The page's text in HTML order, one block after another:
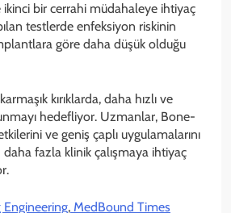
bir cerrahi müdahaleye ihtiyaç
testlerde enfeksiyon riskinin
göre daha düşük olduğu
kırıklarda, daha hızlı ve
hedefliyor. Uzmanlar, Bone-
ve geniş çaplı uygulamalarını
fazla klinik çalışmaya ihtiyaç
, MedBound Times